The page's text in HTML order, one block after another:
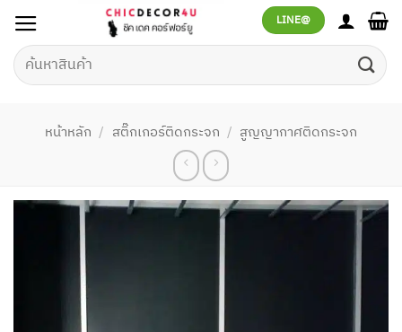
เนื้อหา
LINE@
ค้นหา:
หน้าหลัก / สติ๊กเกอร์ติดกระจก / สูญญากาศติดกระจก